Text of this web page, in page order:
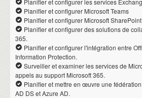
Planifier et configurer Microsoft Teams
Planifier et configurer Microsoft
Planifier et configurer des solutions de
365.
Planifier et configurer l'intégration entre
Information Protection.
Surveiller et examiner les services de
appels au support Microsoft 365.
Planifier et mettre en œuvre une
AD DS et Azure AD.